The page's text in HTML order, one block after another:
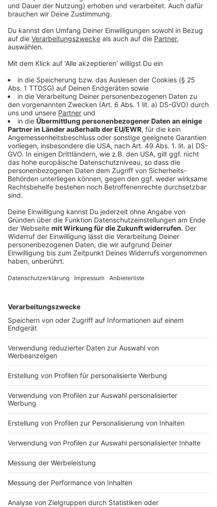
Infrastrukturen mindestens ausgespäht werden, zum
Teil auch sabotiert werden oder eingebrochen wird.
Wir sehen Drohnen-Überflüge, die in der Vielzahl der
Fälle nicht ganz aufgeklärt werden können", zählt
Jürgen Kayser auf.
Doppelgänger-Kampagne mit Fakenews
Anzeige
Es gehe oft auch darum, Falschinformationen zu
verbreiten, sagt Kayser - beispielsweise mit Hilfe von
Fake-Seiten. Viel genutzte deutschen Nachrichten-
Portale werden täuschend echt kopiert, um Lügen
einer Doppelgänger-Kampagne, erläutert er: "Urheber
sind verschiedene Firmen, die in Russland ansässig sind
und mutmaßlich im Auftrag der russischen Regierung
handeln. Sie bauen die entsprechenden Fake-Seiten im
Netz auf. Es gibt eine klare Attribuierung in Richtung
Reul verweist auf funktionierenden Staat
Anzeige
Bei der Vorstellung der Ermittlungserfolge gegen die
drei Männer in Köln, Konstanz und der Schweiz sagte
NRW-Innenminister Reul, solche Fälle werde es
häufiger geben, damit müsse man rechnen. Er zeigt
sich aber auch zuversichtlich, wenn er sagt: "Der Fall
hier zeigt, dass wir verdammt gut sind. Wenn die
Kölner Polizei und der Verfassungsschutz Nordrhein-
Westfalen in Zusammenarbeit mit dem Bund und jetzt
auch mit der Schweiz enttarnen und festnehmen
können, dann ist das ein Beweis, dass der Staat
funktioniert."